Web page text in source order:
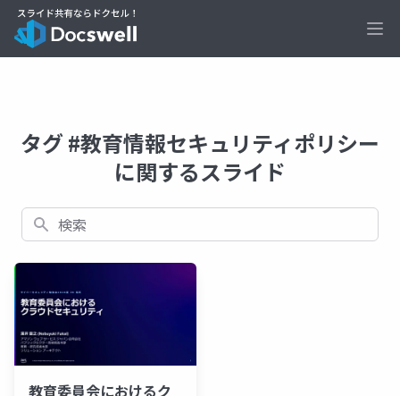
タグ #教育情報セキュリティポリシー
に関するスライド
検索
教育委員会におけるク